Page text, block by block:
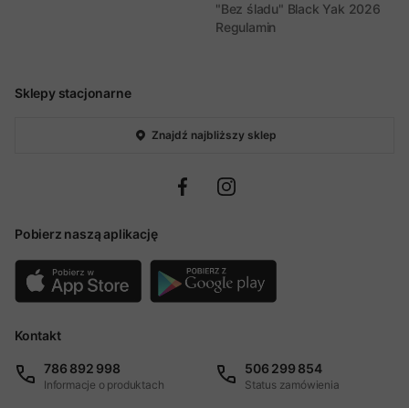
Sklepy stacjonarne
Znajdź najbliższy sklep
Pobierz naszą aplikację
"Bez śladu" Black Yak 2026
Regulamin
Kontakt
786 892 998
Informacje o produktach
506 299 854
Status zamówienia